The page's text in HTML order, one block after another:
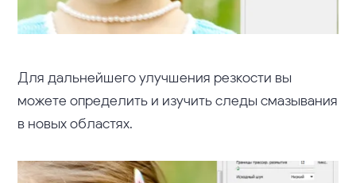
Для дальнейшего улучшения резкости вы
можете определить и изучить следы смазывания
в новых областях.